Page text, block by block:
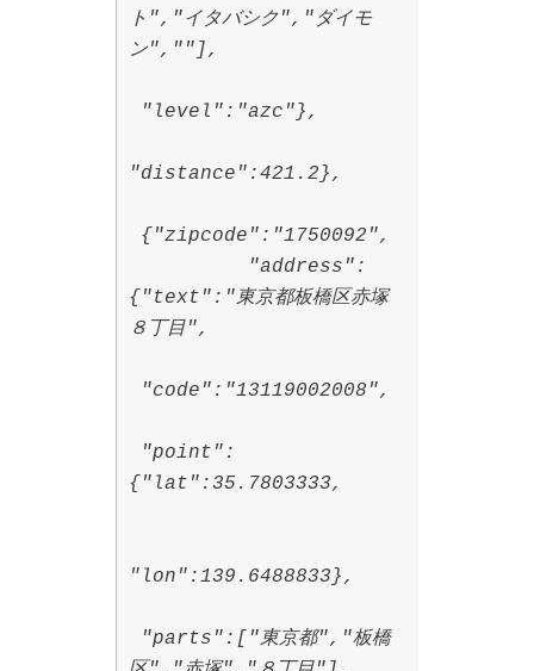
ト","イタバシク","ダイモ
ン",""],
"level":"azc"},
"distance":421.2},
{"zipcode":"1750092",
"address":
{"text":"東京都板橋区赤塚
８丁目",
"code":"13119002008",
"point":
{"lat":35.7803333,
"lon":139.6488833},
"parts":["東京都","板橋